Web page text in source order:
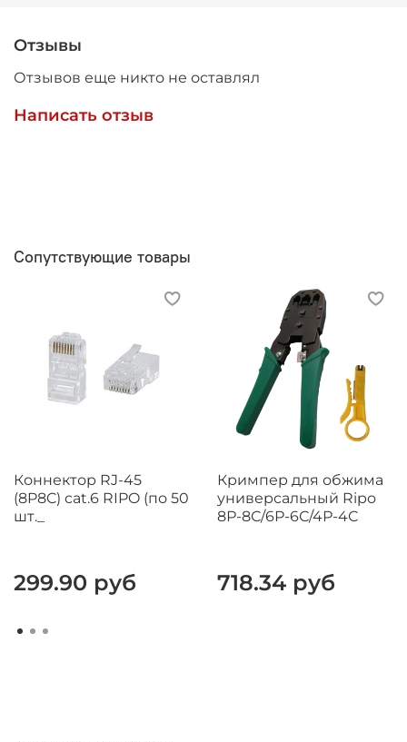
Отзывы
Отзывов еще никто не оставлял
Написать отзыв
Сопутствующие товары
Коннектор RJ-45
(8P8C) cat.6 RIPO (по 50
шт._
299.90 руб
Кримпер для обжима
универсальный Ripo
8Р-8С/6Р-6С/4Р-4С
718.34 руб